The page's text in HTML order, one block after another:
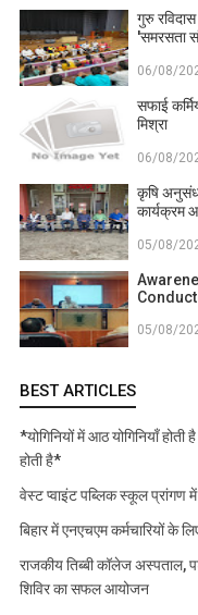
गुरु
'समरसता
06/08/
सफाई
मिश्रा
06/08/
कृषि
कार्यक्रम
05/08/
05/08/
BEST ARTICLES
*योगिनियों में आठ योगिनियाँ होती
होती है*
वेस्ट प्वाइंट पब्लिक स्कूल प्रांगण में
बिहार में एनएचएम कर्मचारियों के
राजकीय तिब्बी कॉलेज अस्पताल,
शिविर का सफल आयोजन